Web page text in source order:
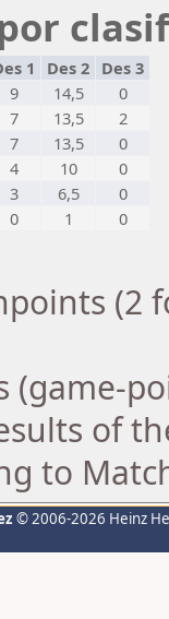
1 Des 2 Des 3
9 14,5
0
7 13,5
2
7 13,5
0
4 10
0
3 6,5
0
0 1 0
(2
(game-
of
to
© 2006-2026 Heinz